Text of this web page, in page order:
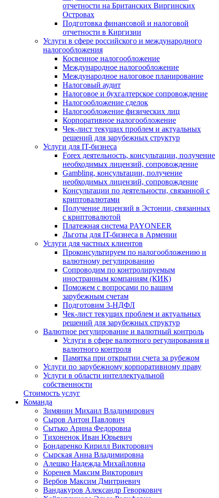
отчетности на Британских Виргинских
Островах
Подготовка финансовой и налоговой
отчетности в Киргизии
Услуги в сфере российского и международного
налогообложения
Косвенное налогообложение
Международное налогообложение
Международное налоговое планирование
Налоговый аудит
Налоговое и бухгалтерское сопровождение
Налогообложение сделок
Налогообложение физических лиц
Корпоративное налогообложение
Чек-лист текущих проблем и актуальных
решений для зарубежных структур
Услуги для IT-бизнеса
Forex деятельность, консультации, получение
необходимых лицензий, сопровождение
Gambling, консультации, получение
необходимых лицензий, сопровождение
Консультации по деятельности, связанной с
криптовалютами
Получение лицензий в Эстонии, связанных
с криптовалютой
Платежная система PAYONEER
Льготы для IT-бизнеса в Армении
Услуги для частных клиентов
Проконсультируем по налогообложению и
валютному регулированию
Сопроводим по контролируемым
иностранным компаниям (КИК)
Поможем с вопросами по вашим
зарубежным счетам
Подготовим 3-НДФЛ
Чек-лист текущих проблем и актуальных
решений для зарубежных структур
Валютное регулирование и валютный контроль
Услуги в сфере валютного регулирования и
валютного контроля
Памятка при открытии счета за рубежом
Услуги по зарубежному корпоративному праву
Услуги в области интеллектуальной
собственности
Стоимость услуг
Команда
Зимянин Михаил Владимирович
Сыров Антон Павлович
Сытько Арина Федоровна
Тихоненок Иван Юрьевич
Бондаренко Кирилл Викторович
Сырская Анна Владимировна
Алешко Надежда Михайловна
Коренев Максим Викторович
Вербов Максим Дмитриевич
Вандакуров Александр Геворкович